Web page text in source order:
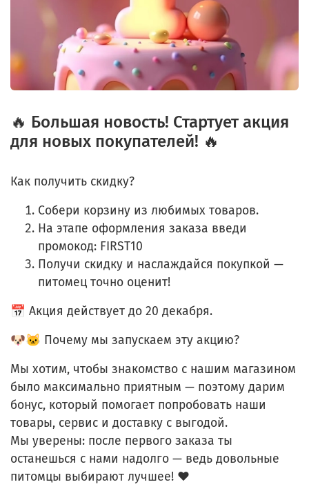
🔥 Большая новость! Стартует акция
для новых покупателей! 🔥
Как получить скидку?
Собери корзину из любимых товаров.
На этапе оформления заказа введи
промокод: FIRST10
Получи скидку и наслаждайся покупкой —
питомец точно оценит!
📅 Акция действует до 20 декабря.
🐶🐱 Почему мы запускаем эту акцию?
Мы хотим, чтобы знакомство с нашим магазином
было максимально приятным — поэтому дарим
бонус, который помогает попробовать наши
товары, сервис и доставку с выгодой.
Мы уверены: после первого заказа ты
останешься с нами надолго — ведь довольные
питомцы выбирают лучшее! ❤️